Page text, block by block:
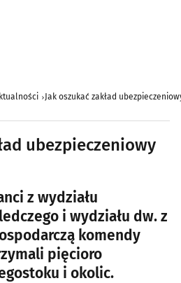
Jak oszukać zakład
ubezpieczeniowy
z wydziału
i wydziału dw. z
komendy
pięcioro
i okolic.